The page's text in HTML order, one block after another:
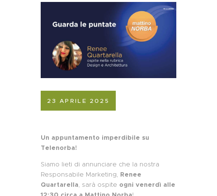
23 APRILE 2025
Un appuntamento imperdibile su
Telenorba!
Siamo lieti di annunciare che la nostra
Responsabile Marketing, Renee
Quartarella, sarà ospite ogni venerdì alle